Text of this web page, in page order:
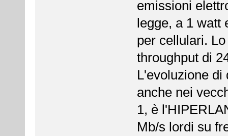
emissioni
legge, a 1 watt
per cellulari.
throughput di
L'evoluzione di
anche nei
1, è
Mb/s lordi su